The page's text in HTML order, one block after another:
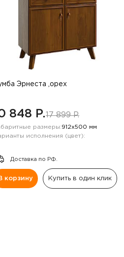
Эрнеста ,орех
848 P.17 899 P.
размеры:912х500 мм
исполнения (цвет):
Доставка по РФ.
корзину Купить в один клик